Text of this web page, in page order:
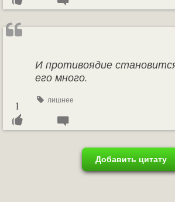
И противоядие
его много.
лишнее
1
Добавить цитату